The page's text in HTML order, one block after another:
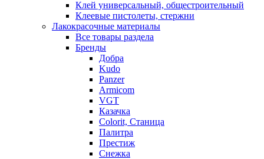
Клей универсальный, общестроительный
Клеевые пистолеты, стержни
Лакокрасочные материалы
Все товары раздела
Бренды
Добра
Kudo
Panzer
Armicom
VGT
Казачка
Colorit, Станица
Палитра
Престиж
Снежка